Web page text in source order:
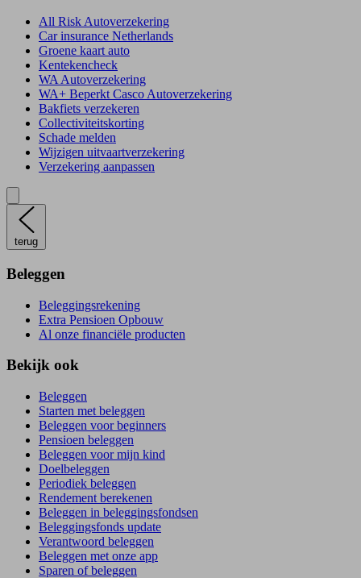
All Risk Autoverzekering
Car insurance Netherlands
Groene kaart auto
Kentekencheck
WA Autoverzekering
WA+ Beperkt Casco Autoverzekering
Bakfiets verzekeren
Collectiviteitskorting
Schade melden
Wijzigen uitvaartverzekering
Verzekering aanpassen
terug
Beleggen
Beleggingsrekening
Extra Pensioen Opbouw
Al onze financiële producten
Bekijk ook
Beleggen
Starten met beleggen
Beleggen voor beginners
Pensioen beleggen
Beleggen voor mijn kind
Doelbeleggen
Periodiek beleggen
Rendement berekenen
Beleggen in beleggingsfondsen
Beleggingsfonds update
Verantwoord beleggen
Beleggen met onze app
Sparen of beleggen